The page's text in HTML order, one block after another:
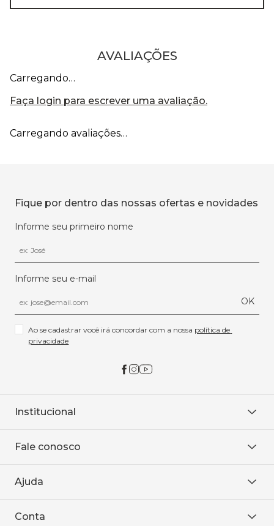
AVALIAÇÕES
Carregando…
Faça login para escrever uma avaliação.
Carregando avaliações…
Fique por dentro das nossas ofertas e novidades
Informe seu primeiro nome
Informe seu e-mail
OK
Ao se cadastrar você irá concordar com a nossa política de
privacidade
Institucional
Onde encontrar
Baixe o APP
Fale conosco
WhatsApp
Ajuda
Política de entrega
Conta